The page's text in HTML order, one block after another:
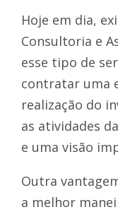
Hoje em dia,
Consultoria e
esse tipo de
contratar uma
realização do
as atividades
e uma visão
Outra
a melhor